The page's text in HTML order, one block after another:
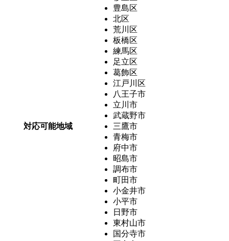
対応可能地域
豊島区
北区
荒川区
板橋区
練馬区
足立区
葛飾区
江戸川区
八王子市
立川市
武蔵野市
三鷹市
青梅市
府中市
昭島市
調布市
町田市
小金井市
小平市
日野市
東村山市
国分寺市